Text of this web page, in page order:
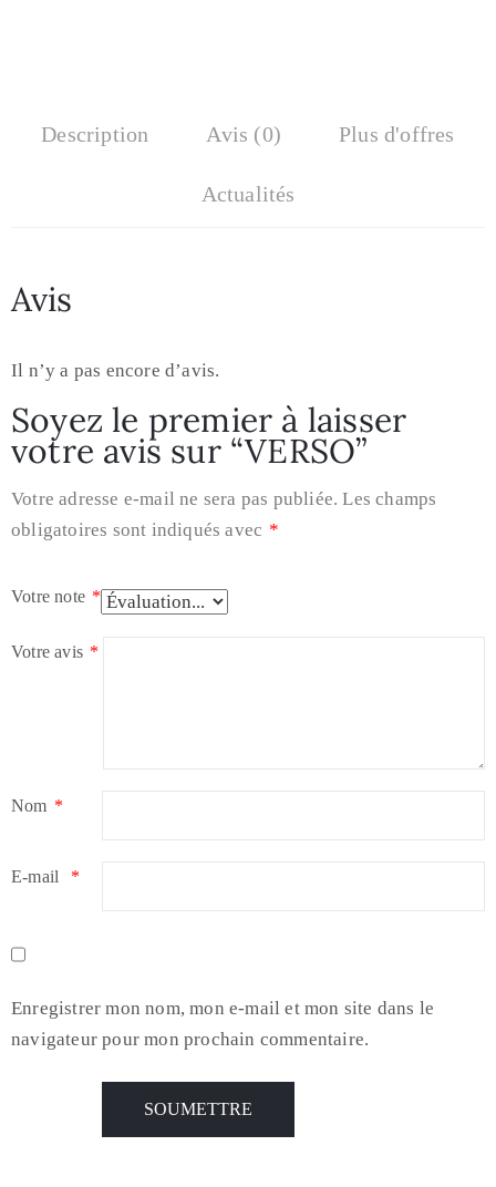
Description Avis (0) Plus d'offres
Actualités
Avis
Il n’y a pas encore d’avis.
Soyez le premier à laisser
votre avis sur “VERSO”
Votre adresse e-mail ne sera pas publiée. Les champs
obligatoires sont indiqués avec *
Votre note *
Votre avis *
Nom *
E-mail *
Enregistrer mon nom, mon e-mail et mon site dans le
navigateur pour mon prochain commentaire.